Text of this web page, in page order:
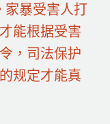
家暴受害人打
能根据受害
，司法保护
规定才能真